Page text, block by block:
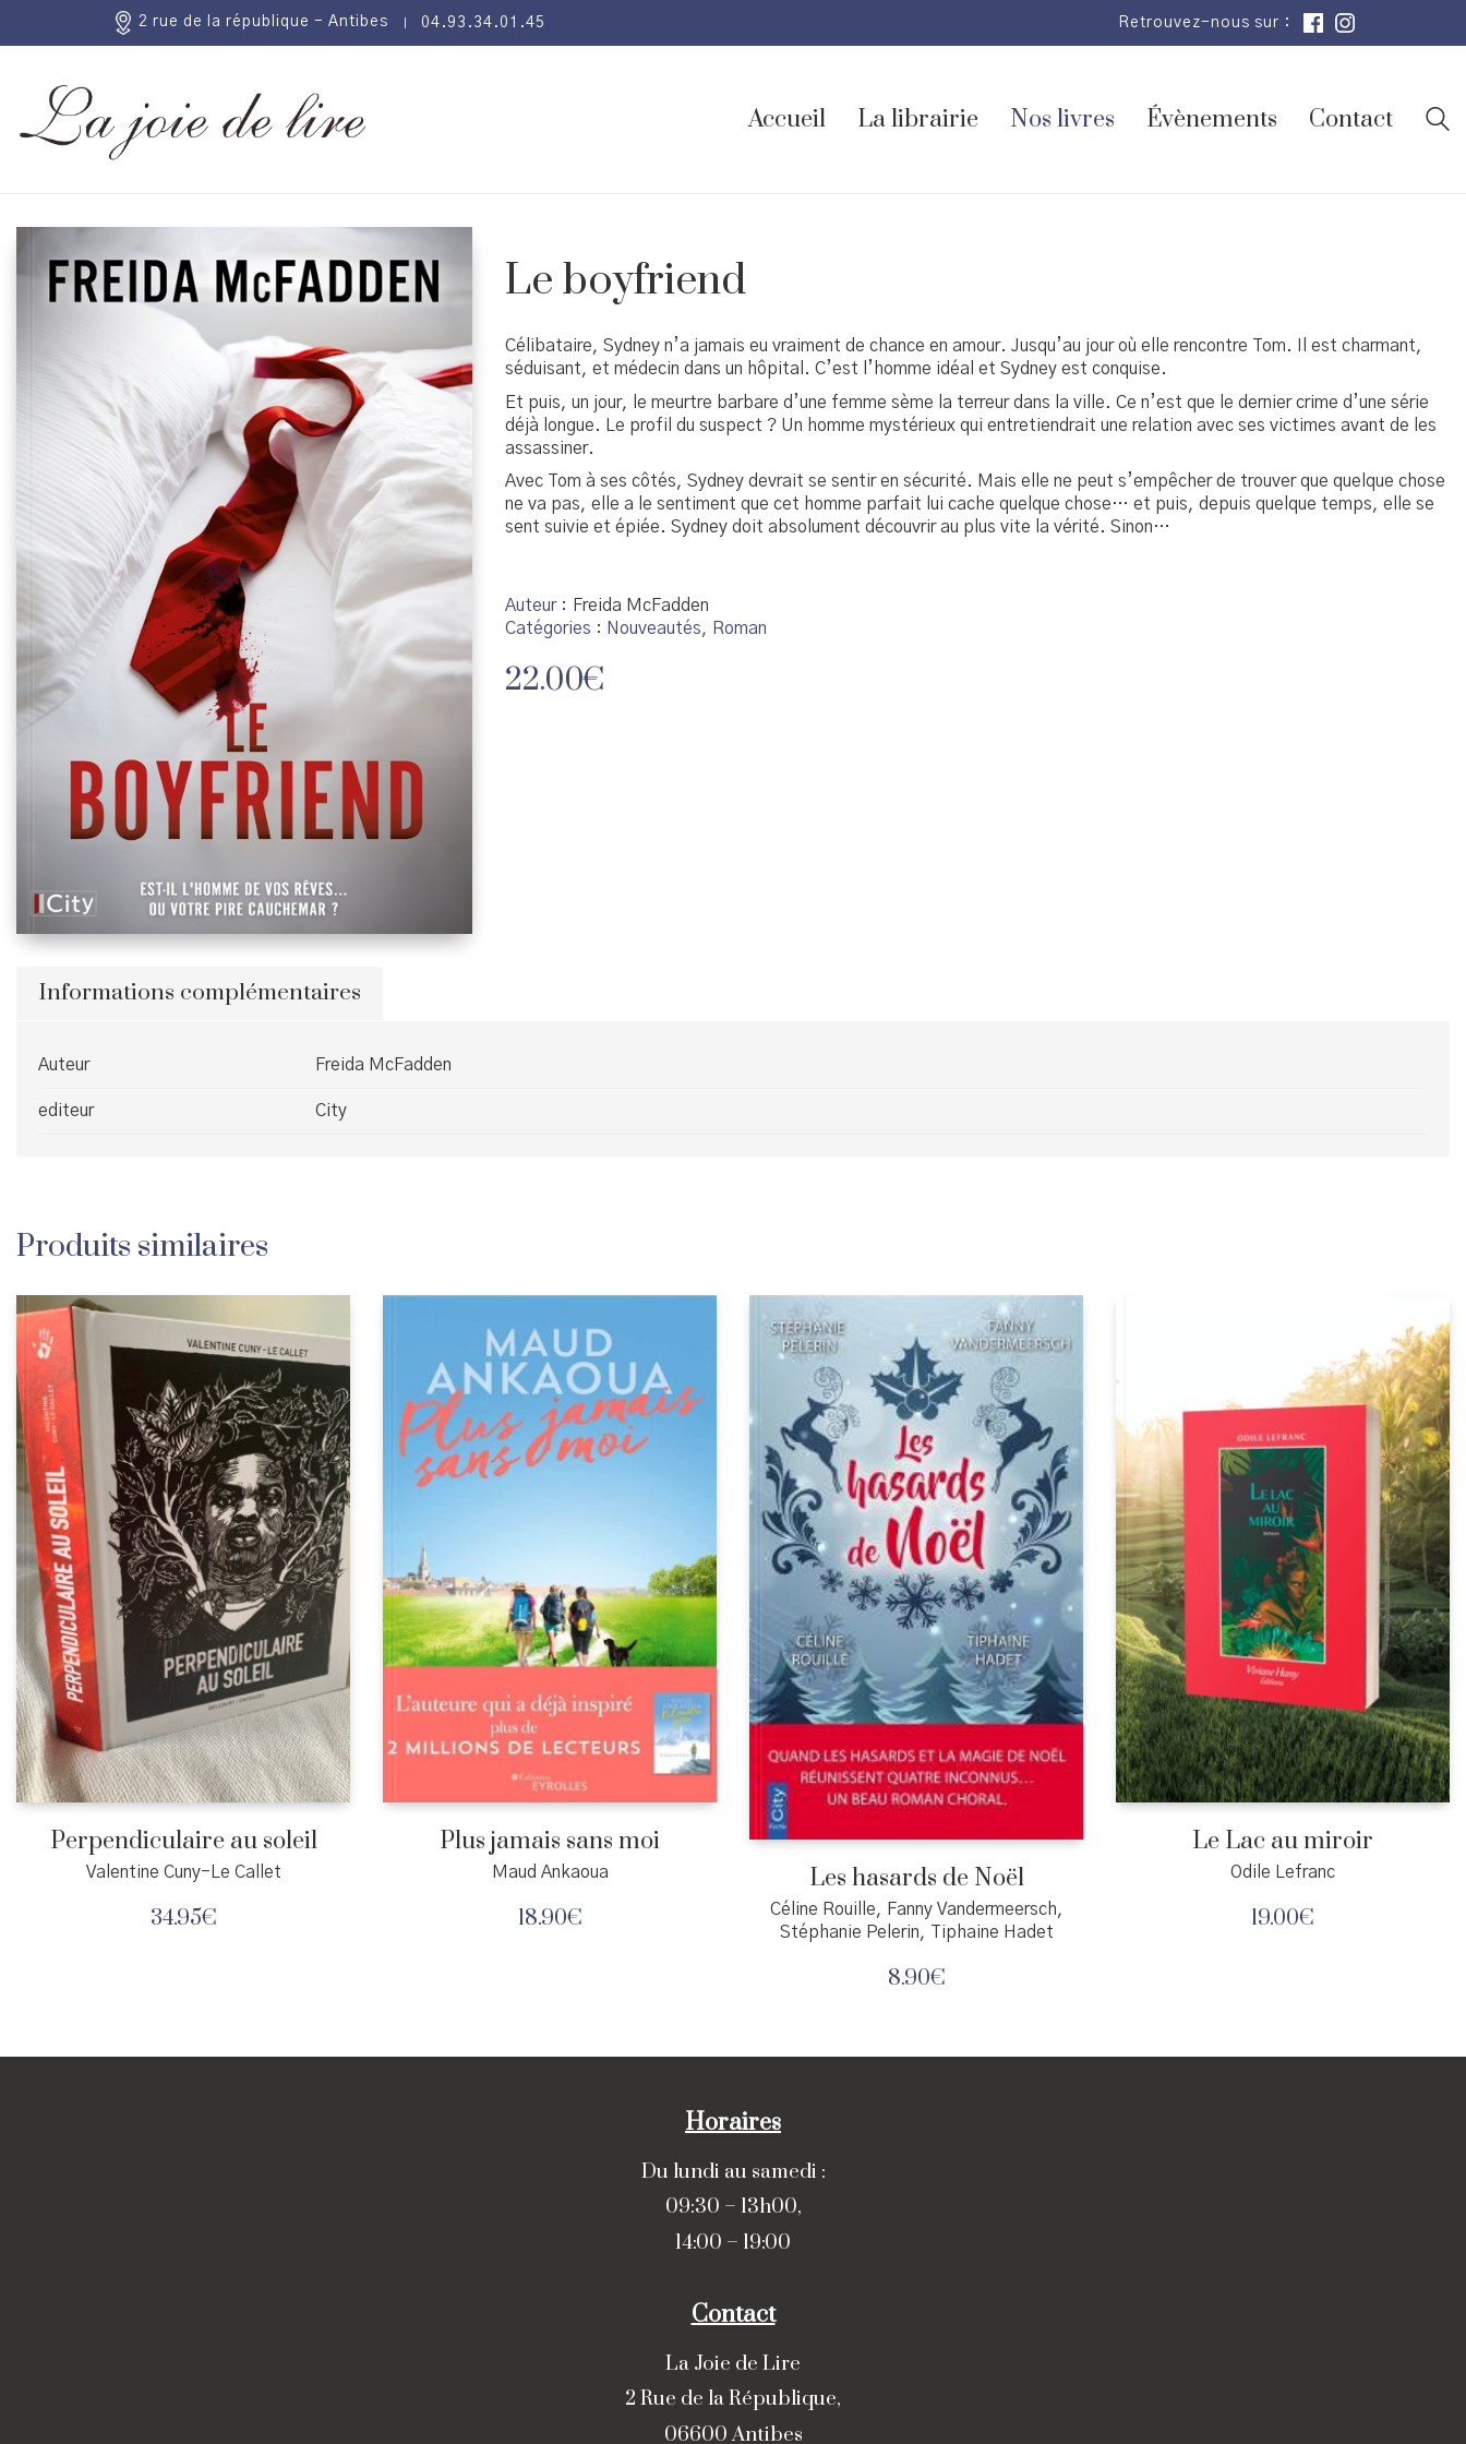
2 rue de la république - Antibes 04.93.34.01.45 Retrouvez-nous sur :
Accueil La librairie Nos livres Évènements Contact
Le boyfriend
Célibataire, Sydney n’a jamais eu vraiment de chance en amour. Jusqu’au jour où elle rencontre Tom. Il est charmant,
séduisant, et médecin dans un hôpital. C’est l’homme idéal et Sydney est conquise.
Et puis, un jour, le meurtre barbare d’une femme sème la terreur dans la ville. Ce n’est que le dernier crime d’une série
déjà longue. Le profil du suspect ? Un homme mystérieux qui entretiendrait une relation avec ses victimes avant de les
assassiner.
Avec Tom à ses côtés, Sydney devrait se sentir en sécurité. Mais elle ne peut s’empêcher de trouver que quelque chose
ne va pas, elle a le sentiment que cet homme parfait lui cache quelque chose… et puis, depuis quelque temps, elle se
sent suivie et épiée. Sydney doit absolument découvrir au plus vite la vérité. Sinon…
Auteur
Freida McFadden
Catégories : Nouveautés, Roman
22.00€
Informations complémentaires
Auteur Freida McFadden
editeur City
Produits similaires
Perpendiculaire au soleil
Valentine Cuny-Le Callet
34.95€
Plus jamais sans moi
Maud Ankaoua
18.90€
Les hasards de Noël
Céline Rouille, Fanny Vandermeersch,
Stéphanie Pelerin, Tiphaine Hadet
8.90€
Le Lac au miroir
Odile Lefranc
19.00€
Horaires
Du lundi au samedi :
09:30 – 13h00,
14:00 – 19:00
Contact
La Joie de Lire
2 Rue de la République,
06600 Antibes